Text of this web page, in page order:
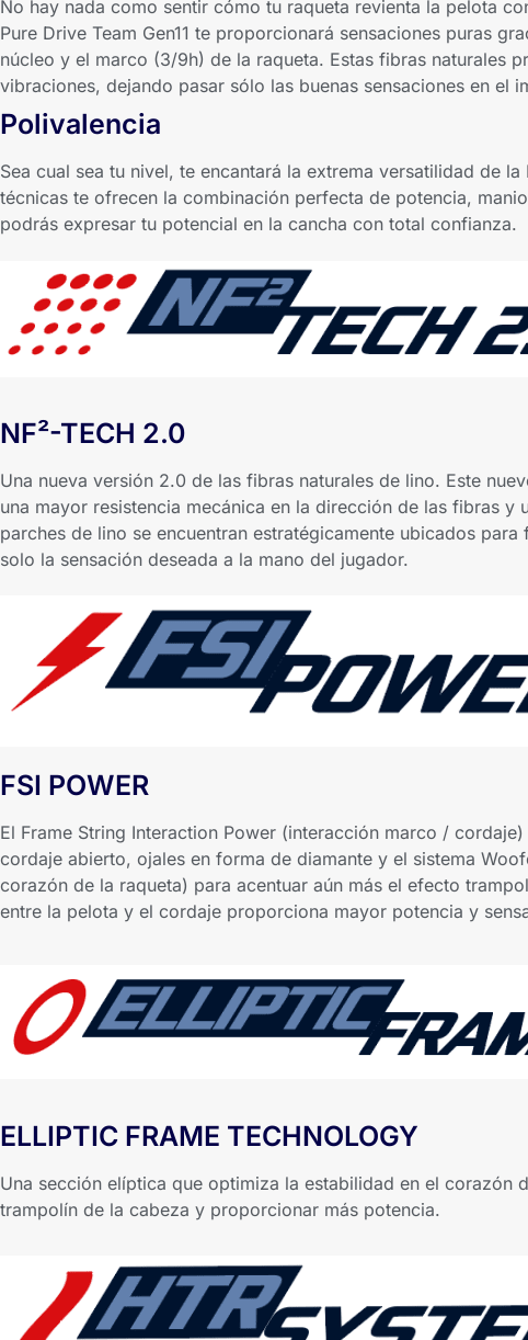
No hay nada como sentir cómo tu raqueta revienta la pelota
Pure Drive Team Gen11 te proporcionará sensaciones puras
núcleo y el marco (3/9h) de la raqueta. Estas fibras naturales
vibraciones, dejando pasar sólo las buenas sensaciones en el
Polivalencia
Sea cual sea tu nivel, te encantará la extrema versatilidad de la
técnicas te ofrecen la combinación perfecta de potencia,
podrás expresar tu potencial en la cancha con total confianza.
NF²-TECH 2.0
Una nueva versión 2.0 de las fibras naturales de lino. Este
una mayor resistencia mecánica en la dirección de las fibras
parches de lino se encuentran estratégicamente ubicados
solo la sensación deseada a la mano del jugador.
FSI POWER
El Frame String Interaction Power (interacción marco /
cordaje abierto, ojales en forma de diamante y el sistema
corazón de la raqueta) para acentuar aún más el efecto
entre la pelota y el cordaje proporciona mayor potencia y
ELLIPTIC FRAME TECHNOLOGY
Una sección elíptica que optimiza la estabilidad en el corazón
trampolín de la cabeza y proporcionar más potencia.